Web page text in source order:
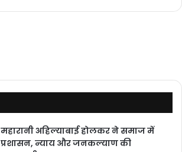
महारानी अहिल्याबाई होलकर ने समाज में
प्रशासन, न्याय और जनकल्याण की